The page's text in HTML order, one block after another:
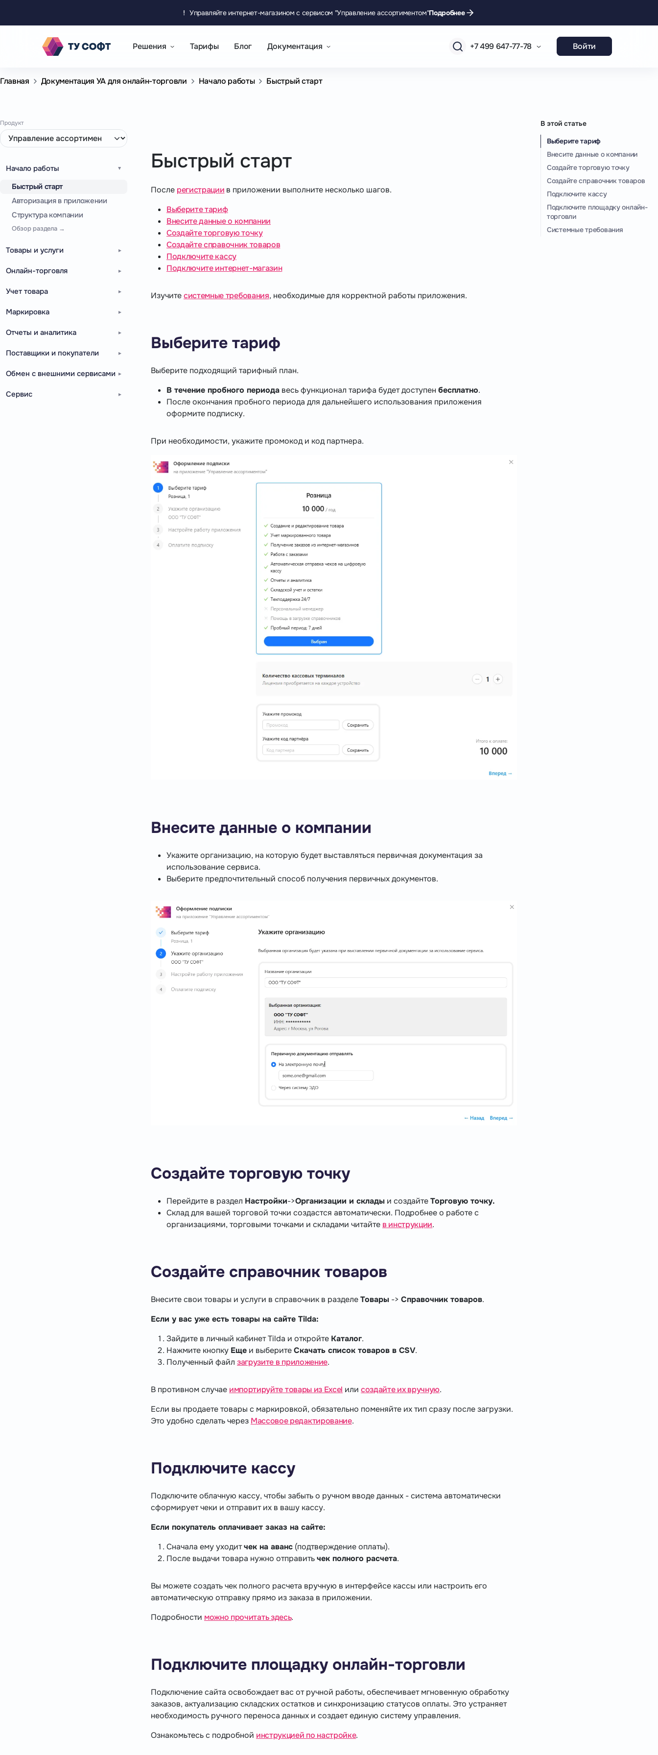
! Управляйте интернет-магазином с сервисом "Управление ассортиментом"Подробнее
Решения Тарифы Блог Документация +7 499 647-77-78 Войти
Главная Документация УА для онлайн-торговли Начало работы Быстрый старт
Продукт
Начало работы
Быстрый старт
Авторизация в приложении
Структура компании
Обзор раздела →
Товары и услуги
Онлайн-торговля
Учет товара
Маркировка
Отчеты и аналитика
Поставщики и покупатели
Обмен с внешними сервисами
Сервис
Быстрый старт
После регистрации в приложении выполните несколько шагов.
Выберите тариф
Внесите данные о компании
Создайте торговую точку
Создайте справочник товаров
Подключите кассу
Подключите интернет-магазин
Изучитесистемные требования, необходимые для корректной работы приложения.
Выберите тариф
Выберите подходящий тарифный план.
В течение пробного периода весь функционал тарифа будет доступен бесплатно.
После окончания пробного периода для дальнейшего использования приложения
оформите подписку.
При необходимости, укажите промокод и код партнера.
Внесите данные о компании
Укажите организацию, на которую будет выставляться первичная документация за
использование сервиса.
Выберите предпочтительный способ получения первичных документов.
Создайте торговую точку
Перейдите в раздел Настройки->Организации и склады и создайтеТорговую точку.
Склад для вашей торговой точки создастся автоматически. Подробнее о работе с
организациями, торговыми точками и складами читайте в инструкции.
Создайте справочник товаров
Внесите свои товары и услуги в справочник в разделеТовары -> Справочник товаров.
Если у вас уже есть товары на сайте Tilda:
Зайдите в личный кабинет Tilda и откройте Каталог.
Нажмите кнопку Еще и выберитеСкачать список товаров в CSV.
Полученный файл загрузите в приложение.
В противном случае импортируйте товары из Excel илисоздайте их вручную.
Если вы продаете товары с маркировкой, обязательно поменяйте их тип сразу после загрузки.
Это удобно сделать через Массовое редактирование.
Подключите кассу
Подключите облачную кассу, чтобы забыть о ручном вводе данных - система автоматически
сформирует чеки и отправит их в вашу кассу.
Если покупатель оплачивает заказ на сайте:
Сначала ему уходитчек на аванс (подтверждение оплаты).
После выдачи товара нужно отправитьчек полного расчета.
Вы можете создать чек полного расчета вручную в интерфейсе кассы или настроить его
автоматическую отправку прямо из заказа в приложении.
Подробности можно прочитать здесь.
Подключите площадку онлайн-торговли
Подключение сайта освобождает вас от ручной работы, обеспечивает мгновенную обработку
заказов, актуализацию складских остатков и синхронизацию статусов оплаты. Это устраняет
необходимость ручного переноса данных и создает единую систему управления.
Ознакомьтесь с подробной инструкцией по настройке.
В этой статье
Выберите тариф
Внесите данные о компании
Создайте торговую точку
Создайте справочник товаров
Подключите кассу
Подключите площадку онлайн-
торговли
Системные требования